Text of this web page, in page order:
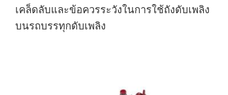
เคล็ดลับและข้อควรระวังในการใช้ถังดับเพลิง
บนรถบรรทุกดับเพลิง